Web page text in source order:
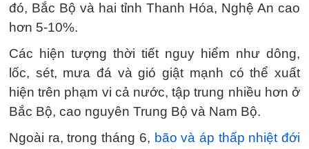
đó, Bắc Bộ và hai tỉnh Thanh Hóa, Nghệ An cao
hơn 5-10%.
Các hiện tượng thời tiết nguy hiểm như dông,
lốc, sét, mưa đá và gió giật mạnh có thể xuất
hiện trên phạm vi cả nước, tập trung nhiều hơn ở
Bắc Bộ, cao nguyên Trung Bộ và Nam Bộ.
Ngoài ra, trong tháng 6, bão và áp thấp nhiệt đới